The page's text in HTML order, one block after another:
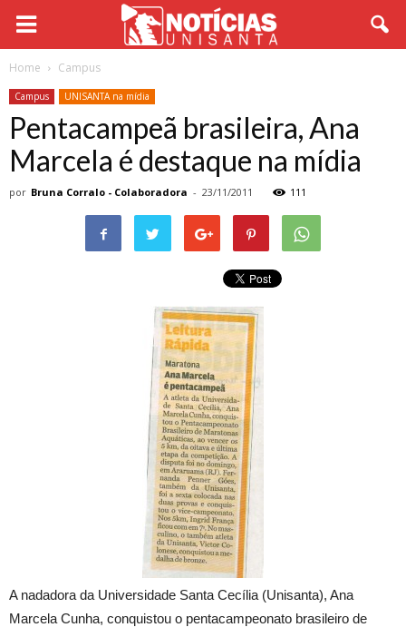
Home Campus
Campus UNISANTA na mídia
Pentacampeã brasileira, Ana
Marcela é destaque na mídia
por Bruna Corralo - Colaboradora - 23/11/2011 111
A nadadora da Universidade Santa Cecília (Unisanta), Ana
Marcela Cunha, conquistou o pentacampeonato brasileiro de